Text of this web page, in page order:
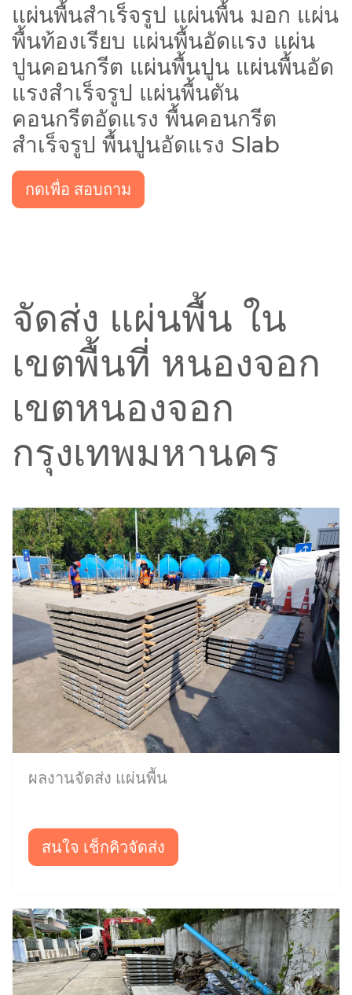
แผ่นพื้นสำเร็จรูป แผ่นพื้น มอก แผ่น
พื้นท้องเรียบ แผ่นพื้นอัดแรง แผ่น
ปูนคอนกรีต แผ่นพื้นปูน แผ่นพื้นอัด
แรงสำเร็จรูป แผ่นพื้นตัน
คอนกรีตอัดแรง พื้นคอนกรีต
สำเร็จรูป พื้นปูนอัดแรง Slab
กดเพื่อ สอบถาม
จัดส่ง แผ่นพื้น ใน
เขตพื้นที่ หนองจอก
เขตหนองจอก
กรุงเทพมหานคร
ผลงานจัดส่ง แผ่นพื้น
สนใจ เช็กคิวจัดส่ง